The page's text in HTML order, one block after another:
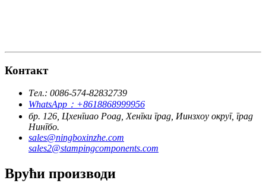
Контакт
Тел.: 0086-574-82832739
WhatsApp：+8618868999956
бр. 126, Цхенгиао Роад, Хенгки град, Иинзхоу округ, град
Нингбо.
sales@ningboxinzhe.com
sales2@stampingcomponents.com
Врући производи